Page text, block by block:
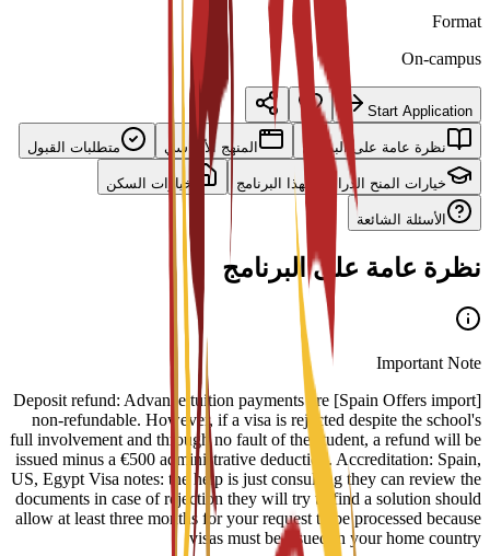
Format
On-campus
Start Application
نظرة عامة على البرنامج المنهج الأساسي متطلبات القبول
خيارات المنح الدراسية لهذا البرنامج خيارات السكن
الأسئلة الشائعة
نظرة عامة على البرنامج
Important Note
[Spain Offers import] Deposit refund: Advance tuition payments are
non-refundable. However, if a visa is rejected despite the school's
full involvement and through no fault of the student, a refund will be
issued minus a €500 administrative deduction. Accreditation: Spain,
US, Egypt Visa notes: the help is just consulting they can review the
documents in case of rejection they will try to find a solution should
allow at least three months for your request to be processed because
visas must be issued in your home country.